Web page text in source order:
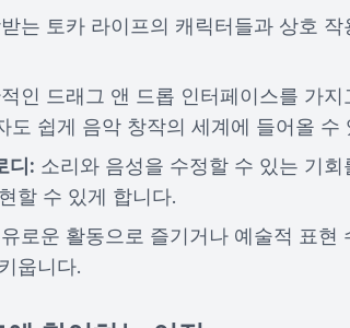
는 토카 라이프의 캐릭터들과 상호
인 드래그 앤 드롭 인터페이스를 가
도 쉽게 음악 창작의 세계에 들어올 수
디: 소리와 음성을 수정할 수 있는 기
할 수 있게 합니다.
로운 활동으로 즐기거나 예술적 표
웁니다.